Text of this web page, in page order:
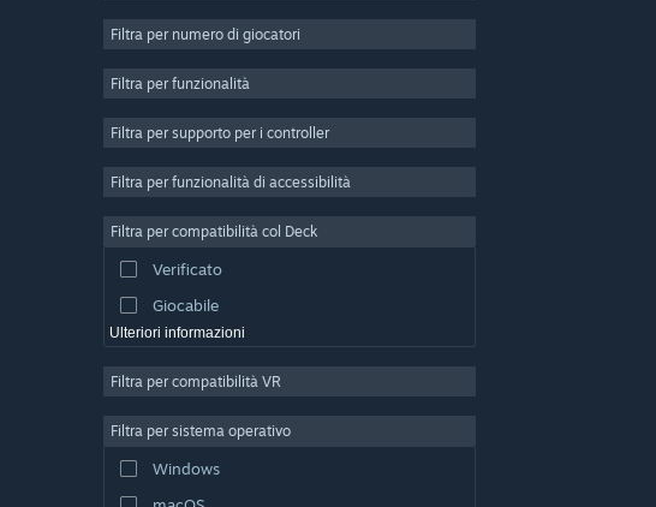
Simulazione
Produzione di video
Fotoritocco
Filtra per numero di giocatori
Filtra per funzionalità
Filtra per supporto per i controller
Filtra per funzionalità di accessibilità
Filtra per compatibilità col Deck
Verificato
Giocabile
Ulteriori informazioni
Filtra per compatibilità VR
Filtra per sistema operativo
Windows